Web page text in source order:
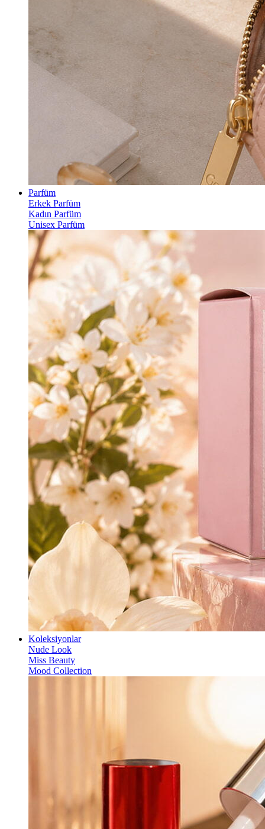
Parfüm
Erkek Parfüm
Kadın Parfüm
Unisex Parfüm
Koleksiyonlar
Nude Look
Miss Beauty
Mood Collection